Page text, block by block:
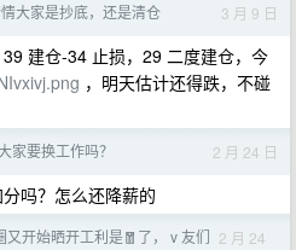
大家是抄底，还是清仓 3 月 9 日
建仓-34 止损，29 二度建仓，今
，明天估计还得跌，不碰
家要换工作吗？ 2 月 24 日
吗？怎么还降薪的
又开始晒开工利是🧧了， v 友们 2 月 24